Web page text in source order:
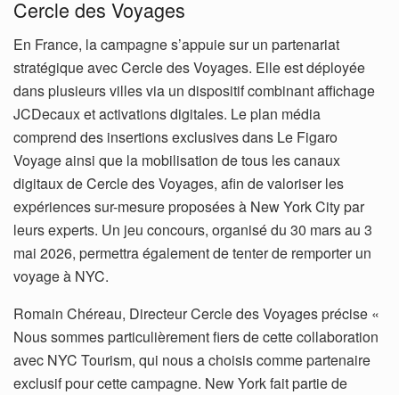
Cercle des Voyages
En France, la campagne s’appuie sur un partenariat
stratégique avec Cercle des Voyages. Elle est déployée
dans plusieurs villes via un dispositif combinant affichage
JCDecaux et activations digitales. Le plan média
comprend des insertions exclusives dans Le Figaro
Voyage ainsi que la mobilisation de tous les canaux
digitaux de Cercle des Voyages, afin de valoriser les
expériences sur-mesure proposées à New York City par
leurs experts. Un jeu concours, organisé du 30 mars au 3
mai 2026, permettra également de tenter de remporter un
voyage à NYC.
Romain Chéreau, Directeur Cercle des Voyages précise «
Nous sommes particulièrement fiers de cette collaboration
avec NYC Tourism, qui nous a choisis comme partenaire
exclusif pour cette campagne. New York fait partie de